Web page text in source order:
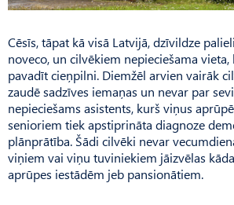
Cēsīs, tāpat kā visā Latvijā, dzīvildze
noveco, un cilvēkiem nepieciešama
pavadīt cieņpilni. Diemžēl arvien vairāk
zaudē sadzīves iemaņas un nevar par
nepieciešams asistents, kurš viņus
senioriem tiek apstiprināta diagnoze
plānprātība. Šādi cilvēki nevar
viņiem vai viņu tuviniekiem jāizvēlas
aprūpes iestādēm jeb pansionātiem.